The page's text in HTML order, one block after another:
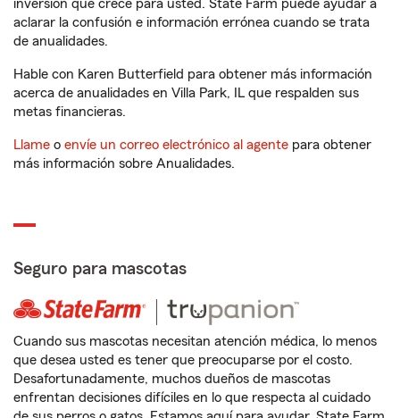
inversión que crece para usted. State Farm puede ayudar a
aclarar la confusión e información errónea cuando se trata
de anualidades.
Hable con Karen Butterfield para obtener más información
acerca de anualidades en Villa Park, IL que respalden sus
metas financieras.
Llame o envíe un correo electrónico al agente para obtener
más información sobre Anualidades.
Seguro para mascotas
Cuando sus mascotas necesitan atención médica, lo menos
que desea usted es tener que preocuparse por el costo.
Desafortunadamente, muchos dueños de mascotas
enfrentan decisiones difíciles en lo que respecta al cuidado